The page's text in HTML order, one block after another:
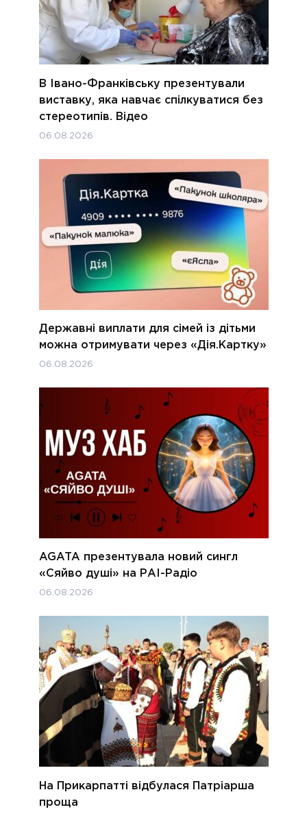
В Івано-Франківську презентували
виставку, яка навчає спілкуватися без
стереотипів. Відео
06.08.2026
Державні виплати для сімей із дітьми
можна отримувати через «Дія.Картку»
06.08.2026
AGATA презентувала новий сингл
«Сяйво душі» на РАІ-Радіо
06.08.2026
На Прикарпатті відбулася Патріарша
проща